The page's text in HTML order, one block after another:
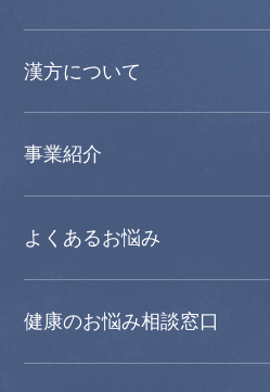
漢方について
事業紹介
よくあるお悩み
健康のお悩み相談窓口